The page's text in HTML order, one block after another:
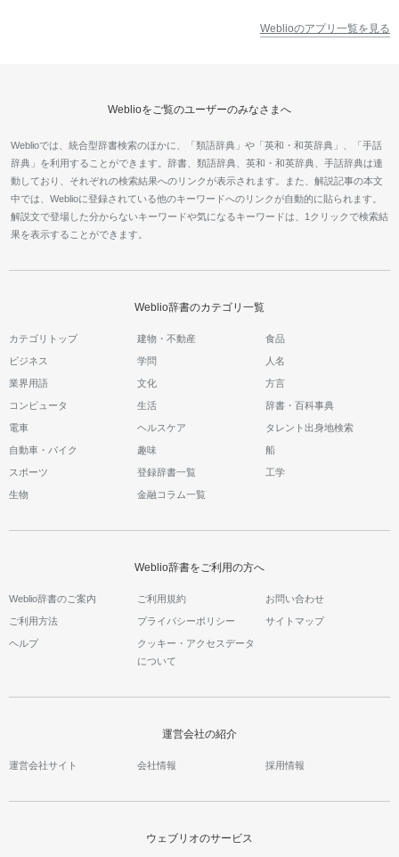
Weblioのアプリ一覧を見る
Weblioをご覧のユーザーのみなさまへ
Weblioでは、統合型辞書検索のほかに、「類語辞典」や「英和・和英辞典」、「手話
辞典」を利用することができます。辞書、類語辞典、英和・和英辞典、手話辞典は連
動しており、それぞれの検索結果へのリンクが表示されます。また、解説記事の本文
中では、Weblioに登録されている他のキーワードへのリンクが自動的に貼られます。
解説文で登場した分からないキーワードや気になるキーワードは、1クリックで検索結
果を表示することができます。
Weblio辞書のカテゴリ一覧
カテゴリトップ 建物・不動産 食品
ビジネス 学問 人名
業界用語 文化 方言
コンピュータ 生活 辞書・百科事典
電車 ヘルスケア タレント出身地検索
自動車・バイク 趣味 船
スポーツ 登録辞書一覧 工学
生物 金融コラム一覧
Weblio辞書をご利用の方へ
Weblio辞書のご案内 ご利用規約 お問い合わせ
ご利用方法 プライバシーポリシー サイトマップ
ヘルプ
クッキー・アクセスデータ
について
運営会社の紹介
運営会社サイト 会社情報 採用情報
ウェブリオのサービス